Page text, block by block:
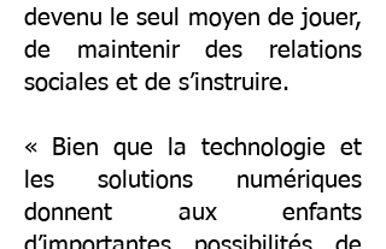
devenu le seul moyen de jouer,
de maintenir des relations
sociales et de s’instruire.
« Bien que la technologie et
les solutions numériques
donnent aux enfants